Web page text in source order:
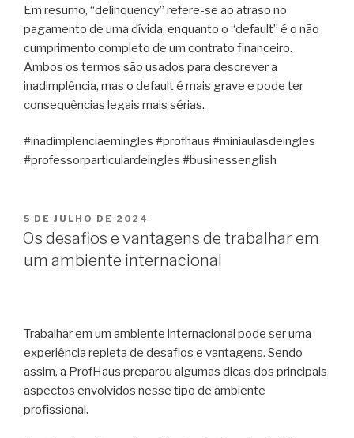
Em resumo, “delinquency” refere-se ao atraso no
pagamento de uma dívida, enquanto o “default” é o não
cumprimento completo de um contrato financeiro.
Ambos os termos são usados para descrever a
inadimplência, mas o default é mais grave e pode ter
consequências legais mais sérias.
#inadimplenciaemingles #profhaus #miniaulasdeingles
#professorparticulardeingles #businessenglish
5 DE JULHO DE 2024
Os desafios e vantagens de trabalhar em
um ambiente internacional
Trabalhar em um ambiente internacional pode ser uma
experiência repleta de desafios e vantagens. Sendo
assim, a ProfHaus preparou algumas dicas dos principais
aspectos envolvidos nesse tipo de ambiente
profissional.